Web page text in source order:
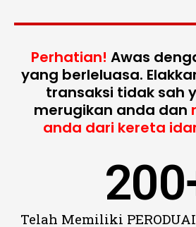
Perhatian! Awas
yang berleluasa.
transaksi tidak sah
merugikan anda dan
anda dari kereta
200
Telah Memiliki